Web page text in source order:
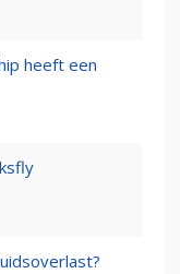
heeft een